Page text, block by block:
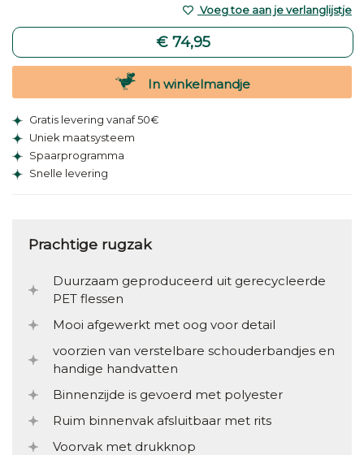
€ 74,95
Voeg toe aan je verlanglijstje
In winkelmandje
Gratis levering vanaf 50€
Uniek maatsysteem
Spaarprogramma
Snelle levering
Prachtige rugzak
Duurzaam geproduceerd uit gerecycleerde
PET flessen
Mooi afgewerkt met oog voor detail
voorzien van verstelbare schouderbandjes en
handige handvatten
Binnenzijde is gevoerd met polyester
Ruim binnenvak afsluitbaar met rits
Voorvak met drukknop